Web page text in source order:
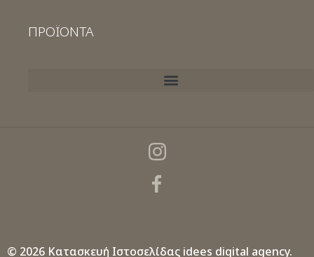
ΠΡΟΪΟΝΤΑ
© 2026 Κατασκευή Ιστοσελίδας idees digital agency.